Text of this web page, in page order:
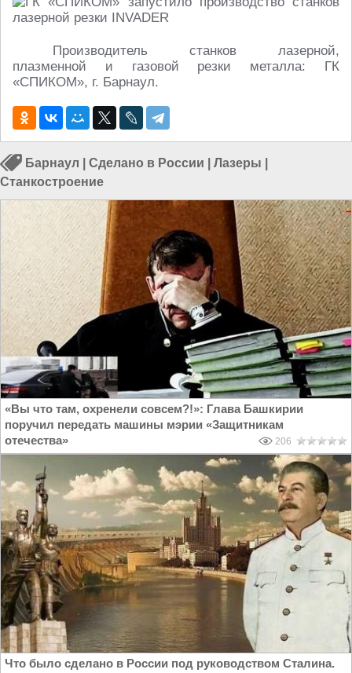
Производитель станков лазерной,
плазменной и газовой резки металла: ГК
«СПИКОМ», г. Барнаул.
Барнаул Сделано в России Лазеры
Станкостроение
«Вы что там, охренели совсем?!»: Глава Башкирии
поручил передать машины мэрии «Защитникам
отечества»
206
Что было сделано в России под руководством Сталина.